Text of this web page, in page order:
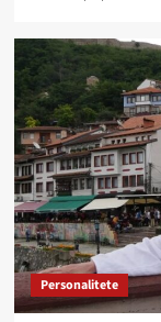
Personalitete